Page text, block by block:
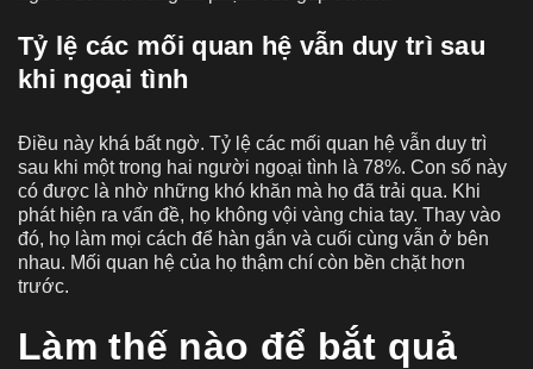
Tỷ lệ các mối quan hệ vẫn duy trì sau
khi ngoại tình
Điều này khá bất ngờ. Tỷ lệ các mối quan hệ vẫn duy trì
sau khi một trong hai người ngoại tình là 78%. Con số này
có được là nhờ những khó khăn mà họ đã trải qua. Khi
phát hiện ra vấn đề, họ không vội vàng chia tay. Thay vào
đó, họ làm mọi cách để hàn gắn và cuối cùng vẫn ở bên
nhau. Mối quan hệ của họ thậm chí còn bền chặt hơn
trước.
Làm thế nào để bắt quả